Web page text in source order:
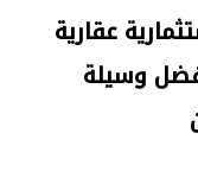
عقارية
وسيلة